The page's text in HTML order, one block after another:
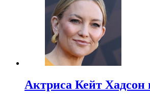
Актриса Кейт Хадсон